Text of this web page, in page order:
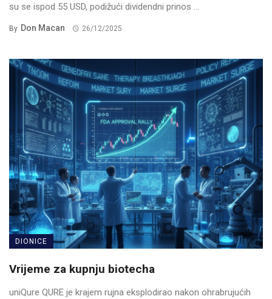
su se ispod 55 USD, podižući dividendni prinos ...
By Don Macan 26/12/2025
DIONICE
Vrijeme za kupnju biotecha
uniQure QURE je krajem rujna eksplodirao nakon ohrabrujućih